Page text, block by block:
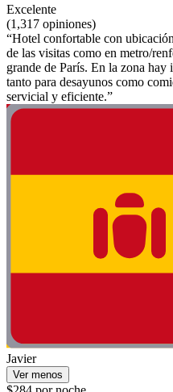
Excelente
(1,317 opiniones)
“Hotel confortable con
de las visitas como en metro/
grande de París. En la zona hay
tanto para desayunos como
servicial y eficiente.”
Javier
Ver menos